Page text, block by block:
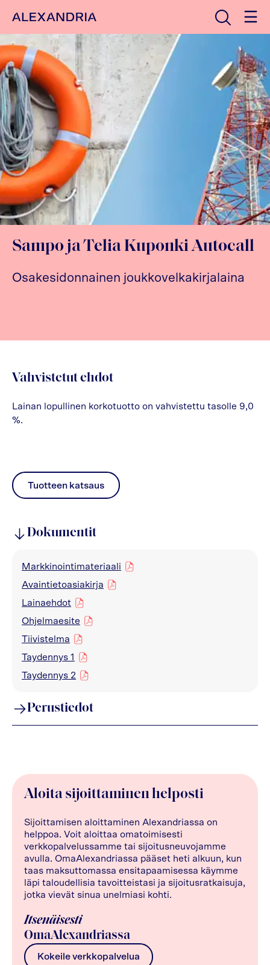
Etusivulle Avaa haku
Sampo ja Telia Kuponki Autocall
Osakesidonnainen joukkovelkakirjalaina
Vahvistetut ehdot
Lainan lopullinen korkotuotto on vahvistettu tasolle 9,0
%.
Tuotteen katsaus
pdf
Dokumentit
Markkinointimateriaali
pdf
Avaintietoasiakirja
pdf
Lainaehdot
pdf
Ohjelmaesite
pdf
Tiivistelma
pdf
Taydennys 1
pdf
Taydennys 2
pdf
Perustiedot
Aloita sijoittaminen helposti
Sijoittamisen aloittaminen Alexandriassa on
helppoa. Voit aloittaa omatoimisesti
verkkopalvelussamme tai sijoitusneuvojamme
avulla. OmaAlexandriassa pääset heti alkuun, kun
taas maksuttomassa ensitapaamisessa käymme
läpi taloudellisia tavoitteistasi ja sijoitusratkaisuja,
jotka vievät sinua unelmiasi kohti.
Itsenäisesti
OmaAlexandriassa
Kokeile verkkopalvelua